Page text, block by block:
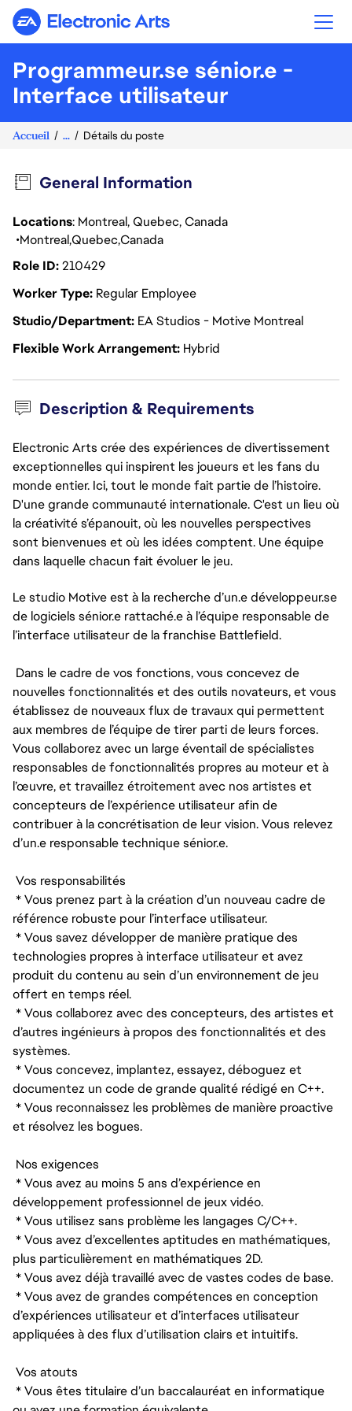
Electronic Arts
Programmeur.se sénior.e -
Interface utilisateur
Accueil ... Détails du poste
General Information
Locations: Montreal, Quebec, Canada
MontrealQuebecCanada
Role ID210429
Worker Type Regular Employee
Studio/Department EA Studios - Motive Montreal
Flexible Work Arrangement Hybrid
Description & Requirements
Electronic Arts crée des expériences de divertissement
exceptionnelles qui inspirent les joueurs et les fans du
monde entier. Ici, tout le monde fait partie de l’histoire.
D'une grande communauté internationale. C'est un lieu où
la créativité s’épanouit, où les nouvelles perspectives
sont bienvenues et où les idées comptent. Une équipe
dans laquelle chacun fait évoluer le jeu.
Le studio Motive est à la recherche d’un.e développeur.se
de logiciels sénior.e rattaché.e à l’équipe responsable de
l’interface utilisateur de la franchise Battlefield.
Dans le cadre de vos fonctions, vous concevez de
nouvelles fonctionnalités et des outils novateurs, et vous
établissez de nouveaux flux de travaux qui permettent
aux membres de l’équipe de tirer parti de leurs forces.
Vous collaborez avec un large éventail de spécialistes
responsables de fonctionnalités propres au moteur et à
l’œuvre, et travaillez étroitement avec nos artistes et
concepteurs de l’expérience utilisateur afin de
contribuer à la concrétisation de leur vision. Vous relevez
d’un.e responsable technique sénior.e.
Vos responsabilités
* Vous prenez part à la création d’un nouveau cadre de
référence robuste pour l’interface utilisateur.
* Vous savez développer de manière pratique des
technologies propres à interface utilisateur et avez
produit du contenu au sein d’un environnement de jeu
offert en temps réel.
* Vous collaborez avec des concepteurs, des artistes et
d’autres ingénieurs à propos des fonctionnalités et des
systèmes.
* Vous concevez, implantez, essayez, déboguez et
documentez un code de grande qualité rédigé en C++.
* Vous reconnaissez les problèmes de manière proactive
et résolvez les bogues.
Nos exigences
* Vous avez au moins 5 ans d’expérience en
développement professionnel de jeux vidéo.
* Vous utilisez sans problème les langages C/C++.
* Vous avez d’excellentes aptitudes en mathématiques,
plus particulièrement en mathématiques 2D.
* Vous avez déjà travaillé avec de vastes codes de base.
* Vous avez de grandes compétences en conception
d’expériences utilisateur et d’interfaces utilisateur
appliquées à des flux d’utilisation clairs et intuitifs.
Vos atouts
* Vous êtes titulaire d’un baccalauréat en informatique